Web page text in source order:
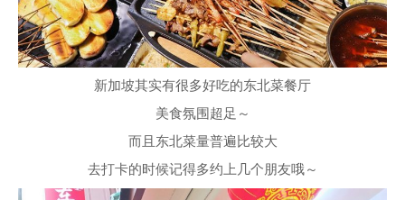
新加坡其实有很多好吃的东北菜餐厅
美食氛围超足～
而且东北菜量普遍比较大
去打卡的时候记得多约上几个朋友哦～